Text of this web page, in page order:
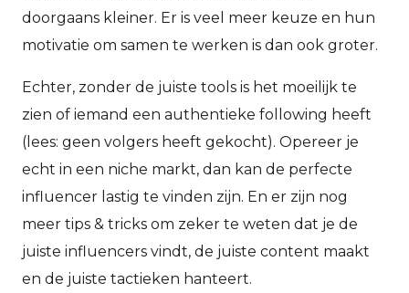
doorgaans kleiner. Er is veel meer keuze en hun
motivatie om samen te werken is dan ook groter.
Echter, zonder de juiste tools is het moeilijk te
zien of iemand een authentieke following heeft
(lees: geen volgers heeft gekocht). Opereer je
echt in een niche markt, dan kan de perfecte
influencer lastig te vinden zijn. En er zijn nog
meer tips & tricks om zeker te weten dat je de
juiste influencers vindt, de juiste content maakt
en de juiste tactieken hanteert.